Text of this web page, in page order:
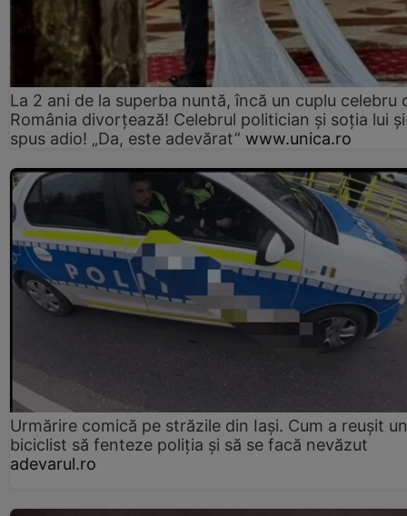
La 2 ani de la superba nuntă, încă un cuplu celebru
România divorțează! Celebrul politician și soția lui
spus adio! „Da, este adevărat” www.unica.ro
Urmărire comică pe străzile din Iași. Cum a reușit un
biciclist să fenteze poliția și să se facă nevăzut
adevarul.ro